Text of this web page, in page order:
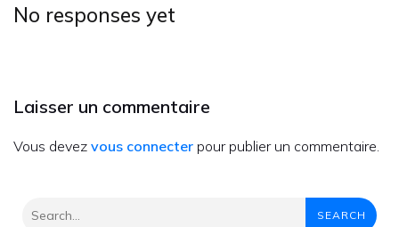
No responses yet
Laisser un commentaire
Vous devez vous connecter pour publier un commentaire.
SEARCH